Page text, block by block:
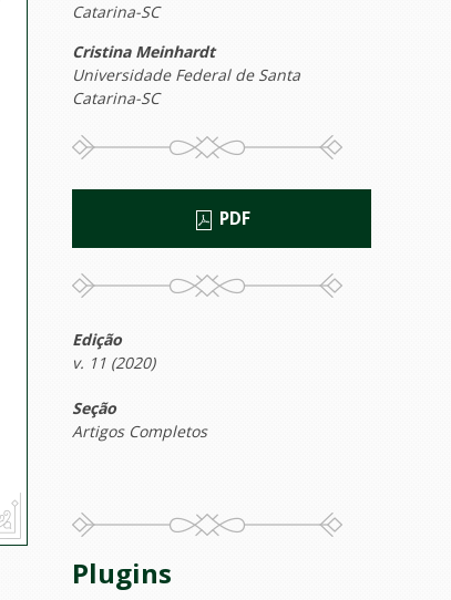
Catarina-SC
Cristina Meinhardt
Universidade Federal de Santa
Catarina-SC
PDF
Edição
v. 11 (2020)
Seção
Artigos Completos
Plugins